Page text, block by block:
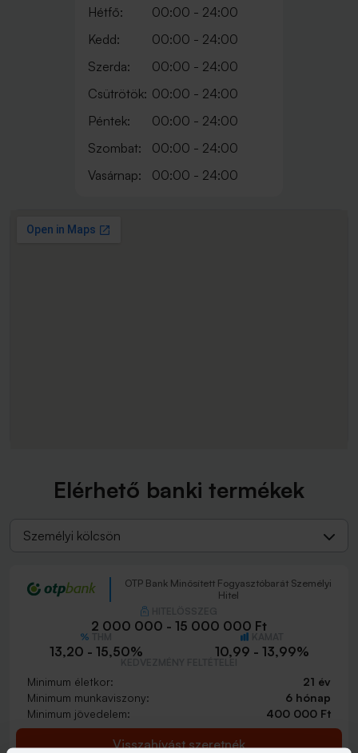
Hétfő:
00:00 - 24:00
Kedd:
00:00 - 24:00
Szerda:
00:00 - 24:00
Csütrötök: 00:00 - 24:00
Péntek:
00:00 - 24:00
Szombat:
00:00 - 24:00
Vasárnap:
00:00 - 24:00
Elérhető banki termékek
Személyi kölcsön
OTP Bank Minősített Fogyasztóbarát Személyi
Hitel
2 000 000 - 15 000 000 Ft
13,20 - 15,50% 10,99 - 13,99%
Minimum életkor:
21 év
Minimum munkaviszony:
6 hónap
Minimum jövedelem:
400 000 Ft
Visszahívást szeretnék